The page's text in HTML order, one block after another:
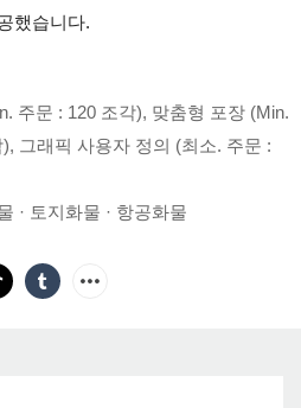
했습니다.
주문 : 120 조각), 맞춤형 포장 (Min.
그래픽 사용자 정의 (최소. 주문 :
· 토지화물 · 항공화물